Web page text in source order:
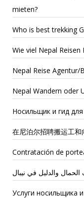
mieten?
Who is best trekking
Wie viel Nepal Reisen
Nepal Reise Agentur/
Nepal Wandern oder
Носильщик и гид
在尼泊尔招聘搬运工和
Contratación de
والدليل في نيبال
Услуги носильщика